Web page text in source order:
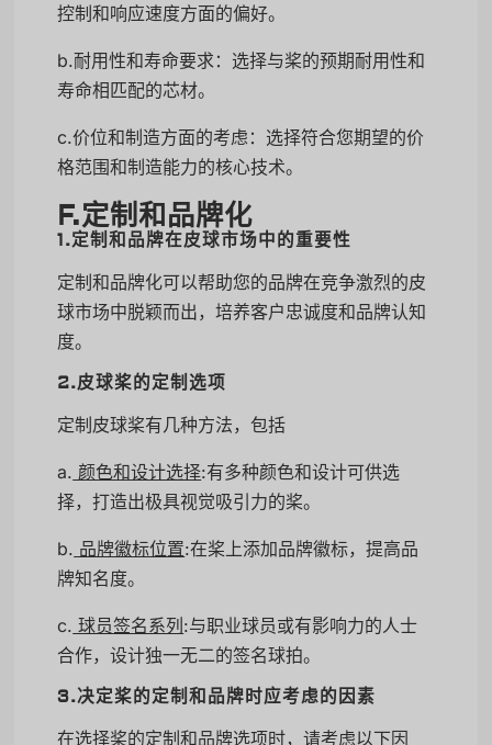
控制和响应速度方面的偏好。
b.耐用性和寿命要求：选择与桨的预期耐用性和
寿命相匹配的芯材。
c.价位和制造方面的考虑：选择符合您期望的价
格范围和制造能力的核心技术。
F.定制和品牌化
1.定制和品牌在皮球市场中的重要性
定制和品牌化可以帮助您的品牌在竞争激烈的皮
球市场中脱颖而出，培养客户忠诚度和品牌认知
度。
2.皮球桨的定制选项
定制皮球桨有几种方法，包括
a. 颜色和设计选择:有多种颜色和设计可供选
择，打造出极具视觉吸引力的桨。
b. 品牌徽标位置:在桨上添加品牌徽标，提高品
牌知名度。
c. 球员签名系列 :与职业球员或有影响力的人士
合作，设计独一无二的签名球拍。
3.决定桨的定制和品牌时应考虑的因素
在选择桨的定制和品牌选项时，请考虑以下因